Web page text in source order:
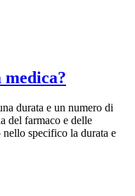
durata e un numero di
del farmaco e delle
specifico la durata e